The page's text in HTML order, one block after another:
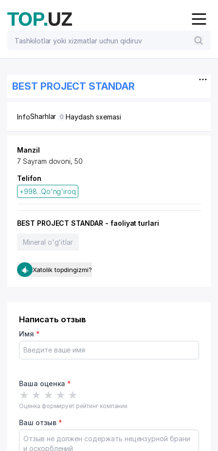
BEST PROJECT STANDAR
InfoSharhlar 0 Haydash sxemasi
Manzil
7 Sayram dovoni, 50
Telifon
+998...Qo'ng'iroq
BEST PROJECT STANDAR - faoliyat turlari
Mineral o'g'itlar
Xatolik topdingizmi?
Написать отзыв
Имя *
Ваша оценка *
★ ★ ★ ★ ★
Оценка формирует рейтинг компании
Ваш отзыв *